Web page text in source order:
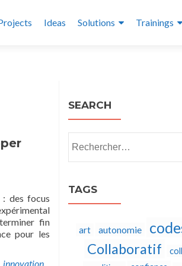
Ideas Solutions Trainings
: des focus
fin
pour les
innovation
SEARCH
TAGS
art autonomie
Collaboratif